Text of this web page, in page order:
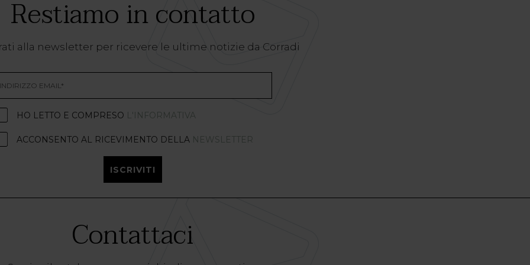
Restiamo in contatto
alla newsletter per ricevere le ultime notizie da Corradi
HO LETTO E COMPRESO L'INFORMATIVA
ACCONSENTO AL RICEVIMENTO DELLA NEWSLETTER
ISCRIVITI
Contattaci